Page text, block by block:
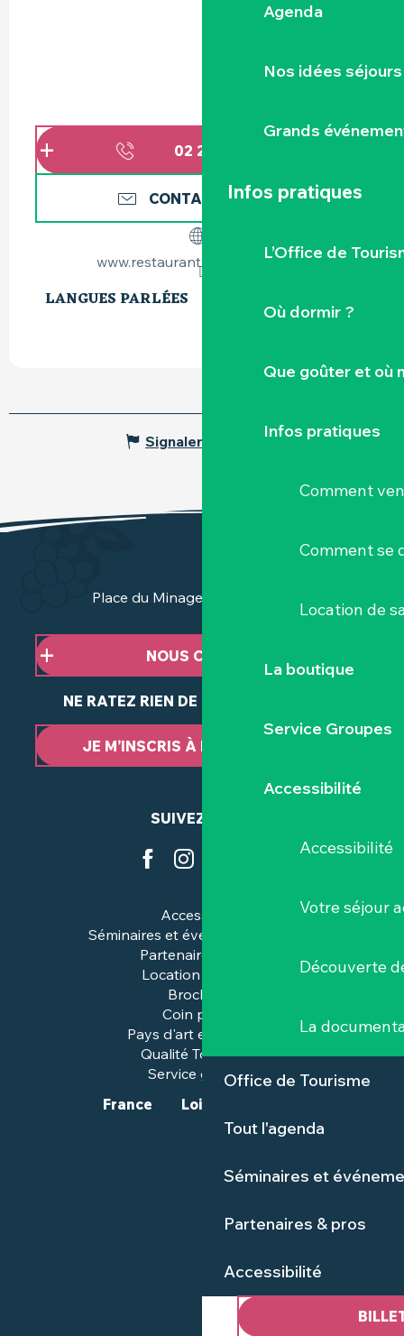
Agenda
Nos idées séjours
Grands
Infos pratiques
L’Office de
Où dormir ?
Que goûter et où
Infos pratiques
Comment
Comment se
Location de
La boutique
Service Groupes
Accessibilité
Accessibilité
Votre séjour
Découverte
La
Office de Tourisme
Tout l'agenda
Séminaires et
Partenaires & pros
Accessibilité
02 28 00 99
CONTACTEZ-NOUS
www.restaurantleclemence.com
LANGUES PARLÉES
LANGUES PARLÉES
Signaler une erreur
Place du Minage - 44190 Clisson
NOUS CONTACTER
NE RATEZ RIEN DE NOTRE ACTUALITÉ
JE M’INSCRIS À LA NEWSLETTER
SUIVEZ-NOUS
Accessibilité
Séminaires et événements pros
Partenaires & pros
Location de salles
Brochures
Coin presse
Pays d'art et d'histoire
Qualité Tourisme™
Service groupes
France
Loire-Atlantique